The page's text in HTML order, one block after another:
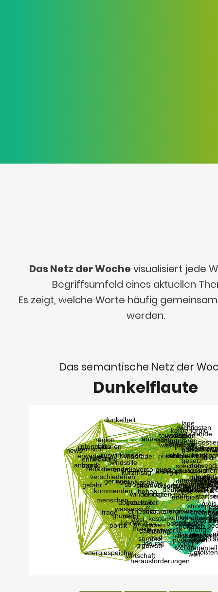
Das Netz der Woche visualisiert jede
Begriffsumfeld eines aktuellen
Es zeigt, welche Worte häufig
werden.
Das semantische Netz der
Dunkelflaute